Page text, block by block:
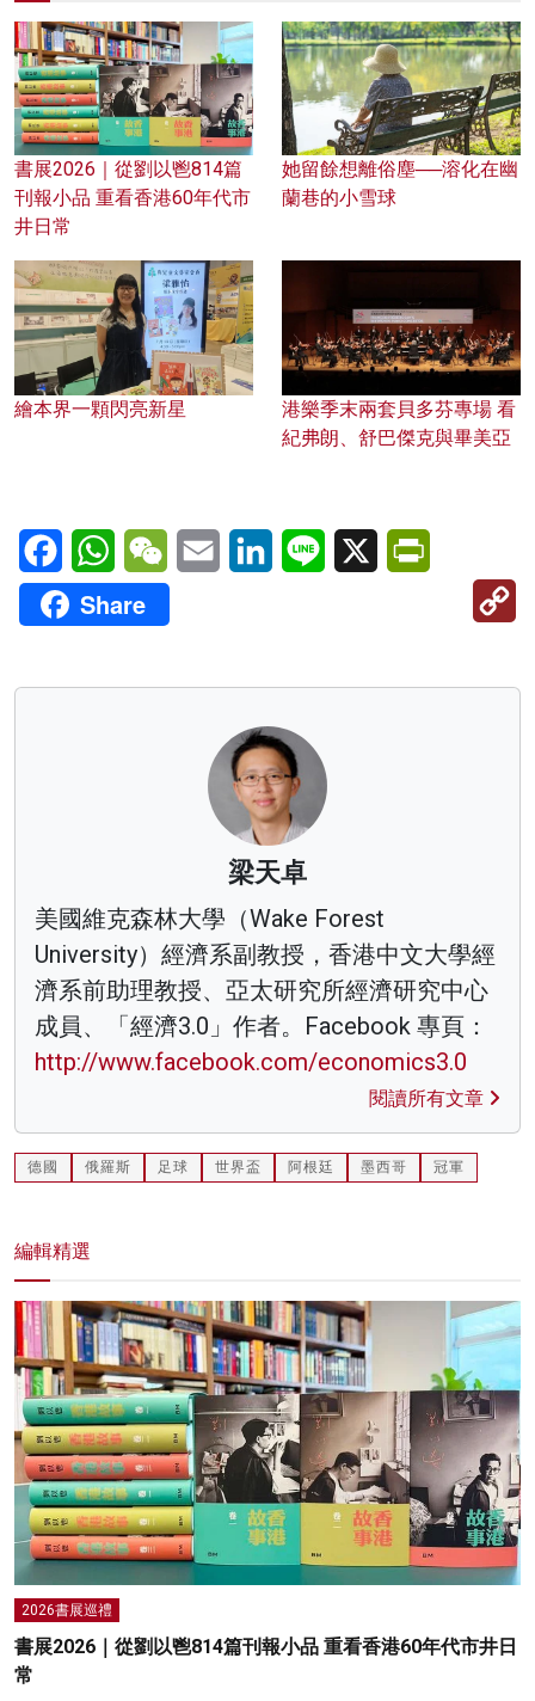
書展2026｜從劉以鬯814篇
刊報小品 重看香港60年代市
井日常
她留餘想離俗塵──溶化在幽
蘭巷的小雪球
繪本界一顆閃亮新星
港樂季末兩套貝多芬專場 看
紀弗朗、舒巴傑克與畢美亞
FacebookWhatsAppWeChatEmail LinkedInLine X
Share
梁天卓
美國維克森林大學（Wake Forest
University）經濟系副教授，香港中文大學經
濟系前助理教授、亞太研究所經濟研究中心
成員、「經濟3.0」作者。Facebook 專頁：
http://www.facebook.com/economics3.0
閱讀所有文章
德國 俄羅斯 足球 世界盃 阿根廷 墨西哥 冠軍
編輯精選
2026書展巡禮
書展2026｜從劉以鬯814篇刊報小品 重看香港60年代市井日
常